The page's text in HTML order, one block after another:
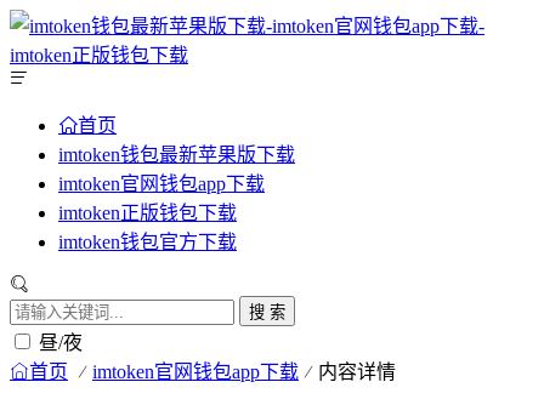
首页
imtoken钱包最新苹果版下载
imtoken官网钱包app下载
imtoken正版钱包下载
imtoken钱包官方下载
搜 索
昼/夜
首页 imtoken官网钱包app下载 内容详情